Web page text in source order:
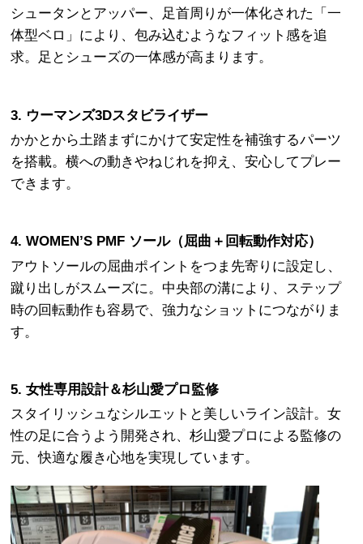
シュータンとアッパー、足首周りが一体化された「一
体型ベロ」により、包み込むようなフィット感を追
求。足とシューズの一体感が高まります。
3. ウーマンズ3Dスタビライザー
かかとから土踏まずにかけて安定性を補強するパーツ
を搭載。横への動きやねじれを抑え、安心してプレー
できます。
4. WOMEN’S PMF ソール（屈曲＋回転動作対応）
アウトソールの屈曲ポイントをつま先寄りに設定し、
蹴り出しがスムーズに。中央部の溝により、ステップ
時の回転動作も容易で、強力なショットにつながりま
す。
5. 女性専用設計＆杉山愛プロ監修
スタイリッシュなシルエットと美しいライン設計。女
性の足に合うよう開発され、杉山愛プロによる監修の
元、快適な履き心地を実現しています。